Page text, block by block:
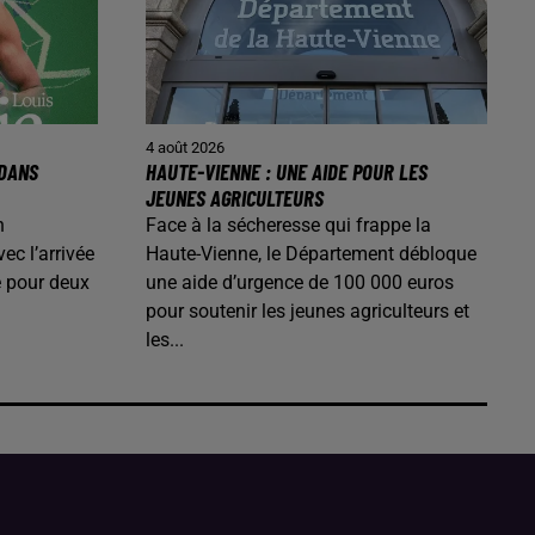
l’arrivée
pour deux
4 août 2026
HAUTE-VIENNE : UNE AIDE POUR LES
JEUNES AGRICULTEURS
Face à la sécheresse qui frappe la
Haute-Vienne, le Département débloque
une aide d’urgence de 100 000 euros
pour soutenir les jeunes agriculteurs et
les...